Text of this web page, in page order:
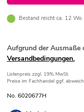
Bestand reicht ca. 12 Wo.
Aufgrund der Ausmaße
Versandbedingungen.
Listenpreis zzgl. 19% MwSt.
Preise im Fachhandel ggf.
No. 6020677H